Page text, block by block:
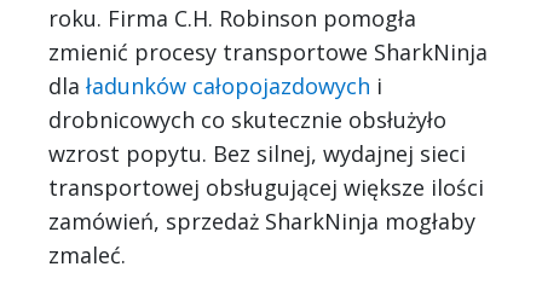
roku. Firma C.H. Robinson pomogła
zmienić procesy transportowe SharkNinja
dla ładunków całopojazdowych i
drobnicowych co skutecznie obsłużyło
wzrost popytu. Bez silnej, wydajnej sieci
transportowej obsługującej większe ilości
zamówień, sprzedaż SharkNinja mogłaby
zmaleć.